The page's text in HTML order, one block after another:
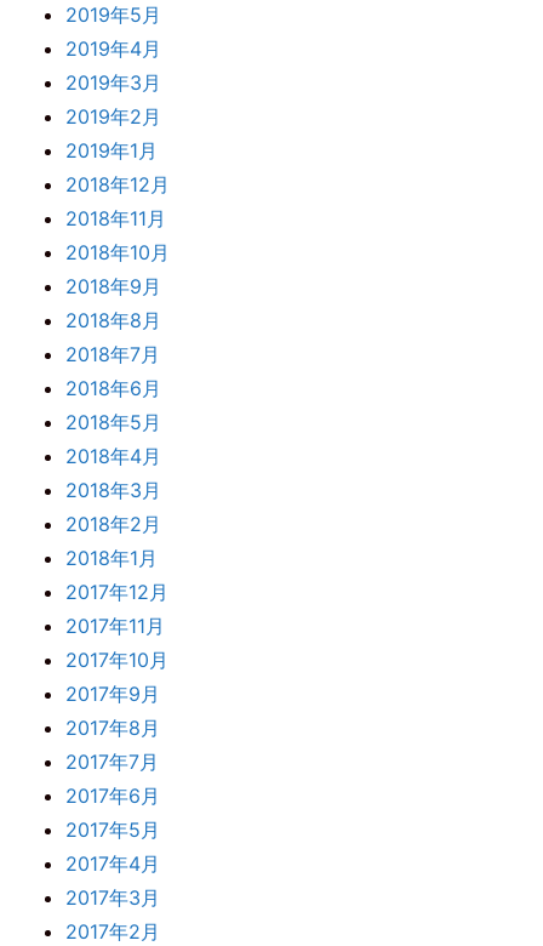
2019年5月
2019年4月
2019年3月
2019年2月
2019年1月
2018年12月
2018年11月
2018年10月
2018年9月
2018年8月
2018年7月
2018年6月
2018年5月
2018年4月
2018年3月
2018年2月
2018年1月
2017年12月
2017年11月
2017年10月
2017年9月
2017年8月
2017年7月
2017年6月
2017年5月
2017年4月
2017年3月
2017年2月